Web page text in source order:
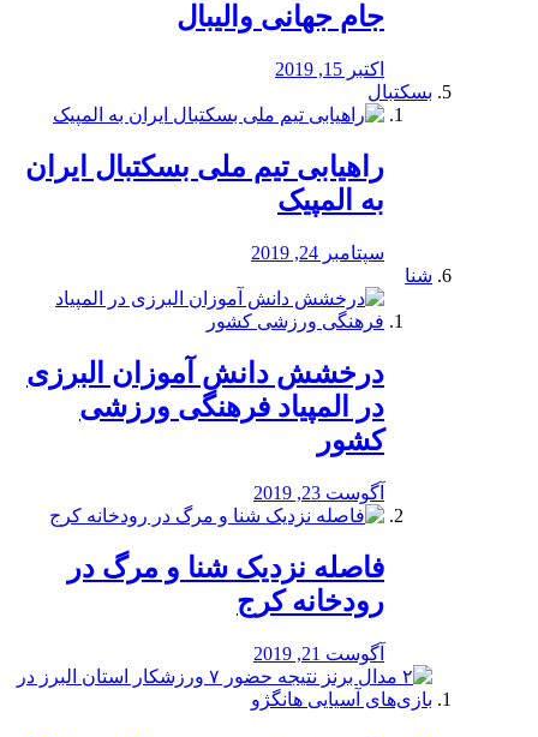
جام جهانی والیبال
اکتبر 15, 2019
بسکتبال
راهیابی تیم ملی بسکتبال ایران
به المپیک
سپتامبر 24, 2019
شنا
درخشش دانش آموزان البرزی
در المپیاد فرهنگی ورزشی
کشور
آگوست 23, 2019
️فاصله نزدیک شنا و مرگ در
رودخانه کرج
آگوست 21, 2019